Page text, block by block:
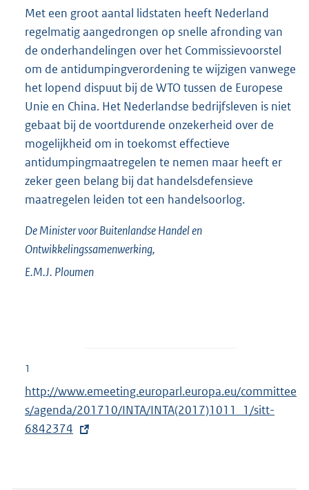
Met een groot aantal lidstaten heeft Nederland
regelmatig aangedrongen op snelle afronding van
de onderhandelingen over het Commissievoorstel
om de antidumpingverordening te wijzigen vanwege
het lopend dispuut bij de WTO tussen de Europese
Unie en China. Het Nederlandse bedrijfsleven is niet
gebaat bij de voortdurende onzekerheid over de
mogelijkheid om in toekomst effectieve
antidumpingmaatregelen te nemen maar heeft er
zeker geen belang bij dat handelsdefensieve
maatregelen leiden tot een handelsoorlog.
De Minister voor Buitenlandse Handel en
Ontwikkelingssamenwerking,
E.M.J. Ploumen
1
E
x
t
http://www.emeeting.europarl.europa.eu/committee
s/agenda/201710/INTA/INTA(2017)1011_1/sitt-
6842374